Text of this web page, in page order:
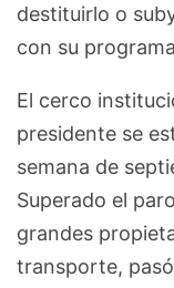
destituirlo o
con su
El cerco
presidente se
semana de
Superado el
grandes
transporte,